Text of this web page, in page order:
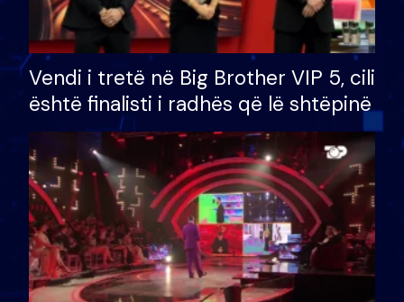
Vendi i tretë në Big Brother VIP 5, cili
është finalisti i radhës që lë shtëpinë